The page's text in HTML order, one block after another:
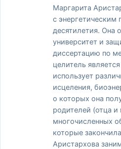
Маргарита
с энергетическим
десятилетия. Она
университет и
диссертацию по
целитель
использует
исцеления,
о которых она
родителей (отца
многочисленных
которые
Аристархова